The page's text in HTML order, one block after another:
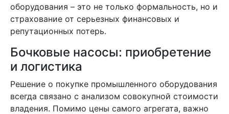
оборудования – это не только формальность, но и
страхование от серьезных финансовых и
репутационных потерь.
Бочковые насосы: приобретение
и логистика
Решение о покупке промышленного оборудования
всегда связано с анализом совокупной стоимости
владения. Помимо цены самого агрегата, важно